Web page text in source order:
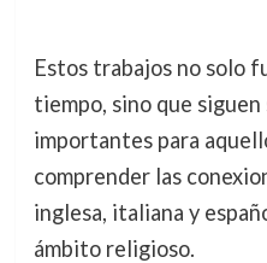
Estos trabajos no solo
tiempo, sino que
importantes para
comprender las
inglesa, italiana y
ámbito religioso.